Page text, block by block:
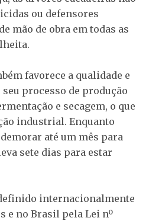
ou defensores
mão de obra em todas as
favorece a qualidade e
processo de produção
e secagem, o que
industrial. Enquanto
até um mês para
sete dias para estar
internacionalmente
e no Brasil pela Lei nº